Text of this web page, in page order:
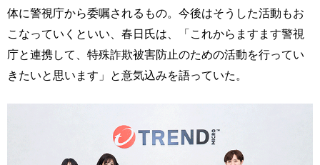
体に警視庁から委嘱されるもの。今後はそうした活動もお
こなっていくといい、春日氏は、「これからますます警視
庁と連携して、特殊詐欺被害防止のための活動を行ってい
きたいと思います」と意気込みを語っていた。